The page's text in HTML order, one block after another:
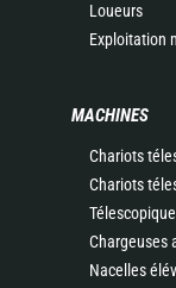
Loueurs
Exploitation
MACHINES
Chariots
Chariots
Chargeuses
Nacelles